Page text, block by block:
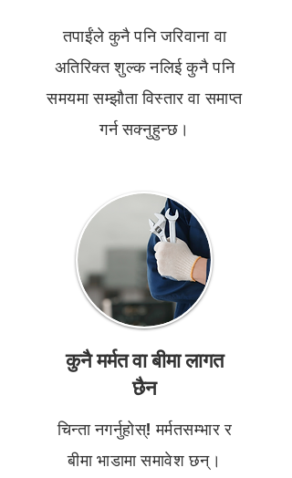
तपाईंले कुनै पनि जरिवाना वा
अतिरिक्त शुल्क नलिई कुनै पनि
समयमा सम्झौता विस्तार वा समाप्त
गर्न सक्नुहुन्छ।
कुनै मर्मत वा बीमा लागत
छैन
चिन्ता नगर्नुहोस्! मर्मतसम्भार र
बीमा भाडामा समावेश छन्।